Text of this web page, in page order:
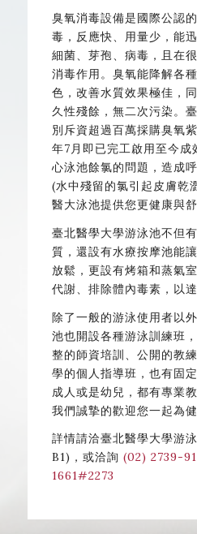
臭氧消毒設備是國際公認
毒，反應快、用量少，能
細菌、芽孢、病毒，且在
消毒作用。臭氧能降解各
色，改善水質效果極佳，
久性殘餘，無二次污染。
別斥資超過百萬採購臭氧
年7月即已完工啟用至今成
心泳池餘氯的問題，造成
(水中殘留的氯引起皮膚乾
醫大泳池提供您更健康與
臺北醫學大學游泳池不但
質，還設有水療按摩池能
放鬆，更設有烤箱和蒸氣
代謝、排除體內毒素，以
除了一般的游泳使用者以
池也開設各種游泳訓練班
整的師資培訓、公開的教
學的個人指導班，也有固
成人或是幼兒，都有專業
我們誠摯的歡迎您一起為
詳情請洽臺北醫學大學游
B1)，或洽詢 (02) 2739-
1661#2273